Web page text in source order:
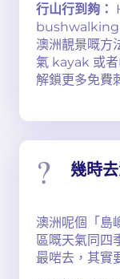
行山行到夠：
bushwalking
澳洲靚景嘅方
氣 kayak 或
解鎖更多免費
幾時
澳洲呢個「島
區嘅天氣同四
最啱去，其實